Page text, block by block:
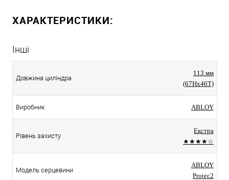
ХАРАКТЕРИСТИКИ:
Інші
Довжина циліндра
113 мм
(67Hx46T)
Виробник ABLOY
Рівень захисту
Екстра
★★★★☆
Модель серцевини
ABLOY
Protec2